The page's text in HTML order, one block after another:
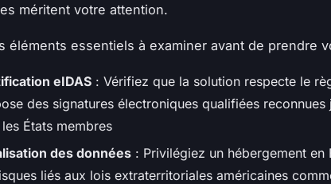
méritent votre attention.
éléments essentiels à examiner avant de prendre
eIDAS : Vérifiez que la solution respecte le
des signatures électroniques qualifiées reconnues
États membres
des données : Privilégiez un hébergement
liés aux lois extraterritoriales américaines